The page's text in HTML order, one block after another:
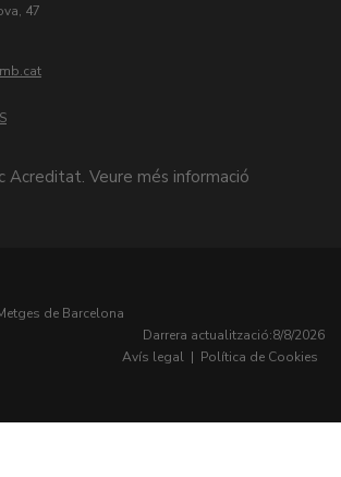
47
de Barcelona
Darrera actualització:8/8/2026
Avís legal | Política de Cookies